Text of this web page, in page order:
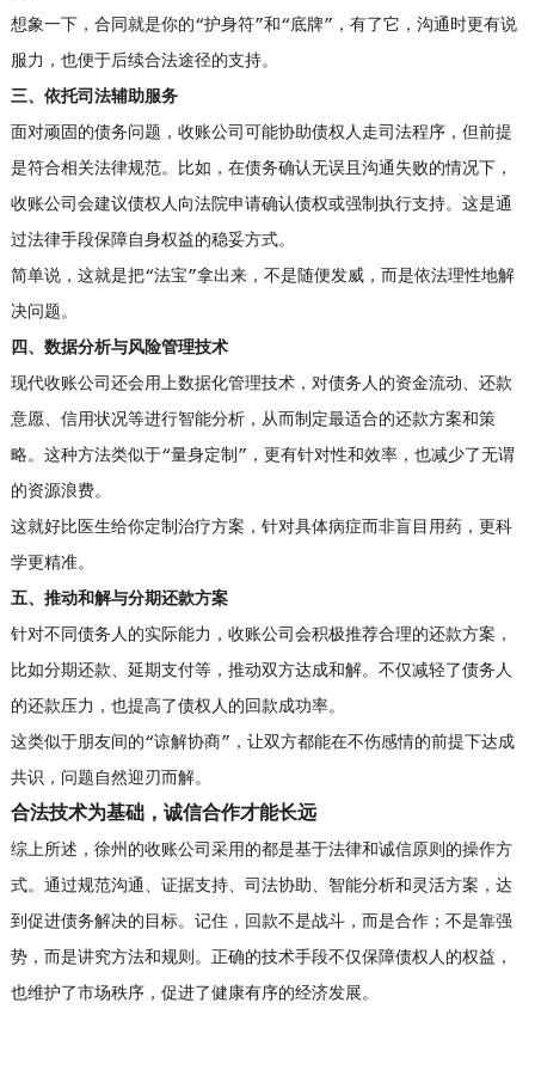
想象一下，合同就是你的“护身符”和“底牌”，有了它，沟通时更有说
服力，也便于后续合法途径的支持。
三、依托司法辅助服务
面对顽固的债务问题，收账公司可能协助债权人走司法程序，但前提
是符合相关法律规范。比如，在债务确认无误且沟通失败的情况下，
收账公司会建议债权人向法院申请确认债权或强制执行支持。这是通
过法律手段保障自身权益的稳妥方式。
简单说，这就是把“法宝”拿出来，不是随便发威，而是依法理性地解
决问题。
四、数据分析与风险管理技术
现代收账公司还会用上数据化管理技术，对债务人的资金流动、还款
意愿、信用状况等进行智能分析，从而制定最适合的还款方案和策
略。这种方法类似于“量身定制”，更有针对性和效率，也减少了无谓
的资源浪费。
这就好比医生给你定制治疗方案，针对具体病症而非盲目用药，更科
学更精准。
五、推动和解与分期还款方案
针对不同债务人的实际能力，收账公司会积极推荐合理的还款方案，
比如分期还款、延期支付等，推动双方达成和解。不仅减轻了债务人
的还款压力，也提高了债权人的回款成功率。
这类似于朋友间的“谅解协商”，让双方都能在不伤感情的前提下达成
共识，问题自然迎刃而解。
合法技术为基础，诚信合作才能长远
综上所述，徐州的收账公司采用的都是基于法律和诚信原则的操作方
式。通过规范沟通、证据支持、司法协助、智能分析和灵活方案，达
到促进债务解决的目标。记住，回款不是战斗，而是合作；不是靠强
势，而是讲究方法和规则。正确的技术手段不仅保障债权人的权益，
也维护了市场秩序，促进了健康有序的经济发展。